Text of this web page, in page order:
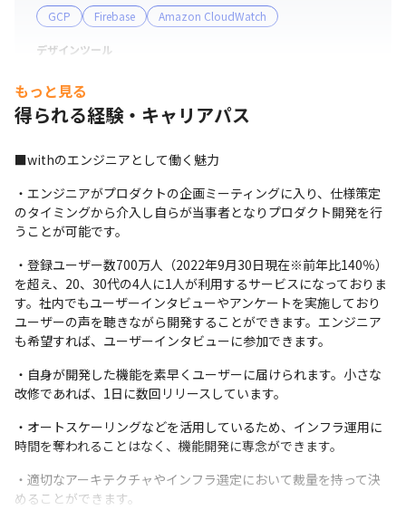
ド、ストレージ：512GBフラッシュストレージの最新の
MacBook Proを支給しております。業務に必要なソフト
す。
GCP Firebase Amazon CloudWatch
デザインツール
プロジェクト管理
コミュニケーションツール
Slack
支給PC
もっと見る
得られる経験・キャリアパス
■withのエンジニアとして働く魅力
・エンジニアがプロダクトの企画ミーティングに入り、仕様策定
のタイミングから介入し自らが当事者となりプロダクト開発を行
うことが可能です。
・登録ユーザー数700万人（2022年9月30日現在※前年比140％）
を超え、20、30代の4人に1人が利用するサービスになっておりま
す。社内でもユーザーインタビューやアンケートを実施しており
ユーザーの声を聴きながら開発することができます。エンジニア
も希望すれば、ユーザーインタビューに参加できます。
・自身が開発した機能を素早くユーザーに届けられます。小さな
改修であれば、1日に数回リリースしています。
・オートスケーリングなどを活用しているため、インフラ運用に
時間を奪われることはなく、機能開発に専念ができます。
・適切なアーキテクチャやインフラ選定において裁量を持って決
めることができます。